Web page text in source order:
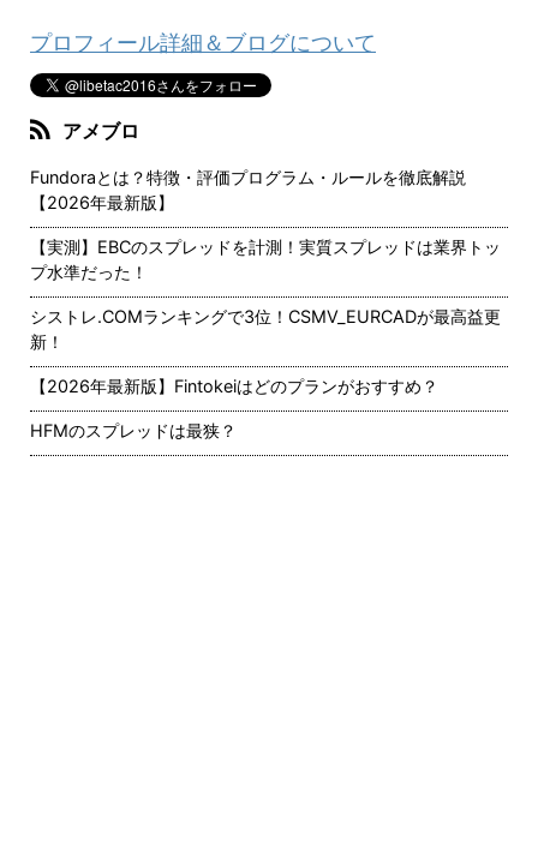
プロフィール詳細＆ブログについて
アメブロ
Fundoraとは？特徴・評価プログラム・ルールを徹底解説
【2026年最新版】
【実測】EBCのスプレッドを計測！実質スプレッドは業界トッ
プ水準だった！
シストレ.COMランキングで3位！CSMV_EURCADが最高益更
新！
【2026年最新版】Fintokeiはどのプランがおすすめ？
HFMのスプレッドは最狭？